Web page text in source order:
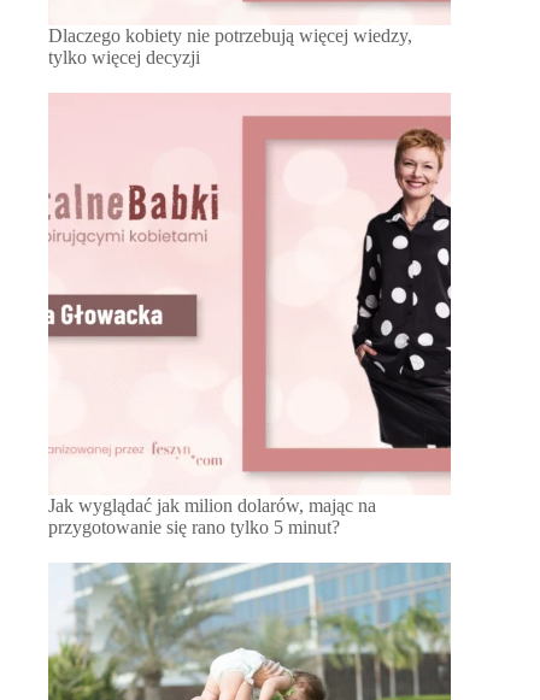
Dlaczego kobiety nie potrzebują więcej wiedzy,
tylko więcej decyzji
Jak wyglądać jak milion dolarów, mając na
przygotowanie się rano tylko 5 minut?